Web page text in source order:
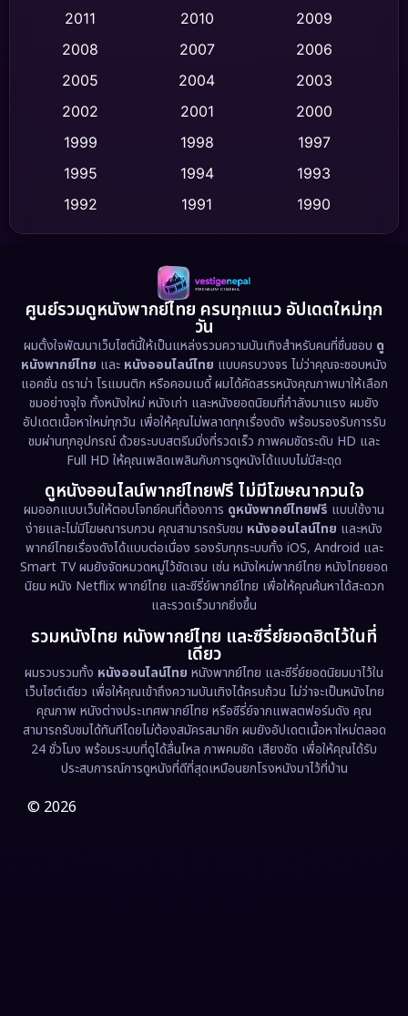
Crime อาชญากรรม (520)
Cult Film
Dance เต้น (10)
Detective สืบสวน (75)
Disaster (13)
Disney+ (5)
Documentary สารคดี (93)
Drama ดราม่า (1,486)
Dystopian (17)
Emotional (61)
Epic มหากาพย์ (221)
Erotic (36)
Family ครอบครัว (369)
Fantasy จินตนาการ (331)
Fiction (9)
Film (57)
Gothic
2011
2010
2009
2008
2007
2006
2005
2004
2003
2002
2001
2000
1999
1998
1997
1995
1994
1993
1992
1991
1990
1989
1988
1986
1983
1978
1974
1962
ศูนย์รวมดูหนังพากย์ไทย ครบทุกแนว อัปเดตใหม่ทุก
วัน
ผมตั้งใจพัฒนาเว็บไซต์นี้ให้เป็นแหล่งรวมความบันเทิงสำหรับคนที่ชื่นชอบ ดู
หนังพากย์ไทย และ หนังออนไลน์ไทย แบบครบวงจร ไม่ว่าคุณจะชอบหนัง
แอคชั่น ดราม่า โรแมนติก หรือคอมเมดี้ ผมได้คัดสรรหนังคุณภาพมาให้เลือก
ชมอย่างจุใจ ทั้งหนังใหม่ หนังเก่า และหนังยอดนิยมที่กำลังมาแรง ผมยัง
อัปเดตเนื้อหาใหม่ทุกวัน เพื่อให้คุณไม่พลาดทุกเรื่องดัง พร้อมรองรับการรับ
ชมผ่านทุกอุปกรณ์ ด้วยระบบสตรีมมิ่งที่รวดเร็ว ภาพคมชัดระดับ HD และ
Full HD ให้คุณเพลิดเพลินกับการดูหนังได้แบบไม่มีสะดุด
ดูหนังออนไลน์พากย์ไทยฟรี ไม่มีโฆษณากวนใจ
ผมออกแบบเว็บให้ตอบโจทย์คนที่ต้องการ ดูหนังพากย์ไทยฟรี แบบใช้งาน
ง่ายและไม่มีโฆษณารบกวน คุณสามารถรับชม หนังออนไลน์ไทย และหนัง
พากย์ไทยเรื่องดังได้แบบต่อเนื่อง รองรับทุกระบบทั้ง iOS, Android และ
Smart TV ผมยังจัดหมวดหมู่ไว้ชัดเจน เช่น หนังใหม่พากย์ไทย หนังไทยยอด
นิยม หนัง Netflix พากย์ไทย และซีรี่ย์พากย์ไทย เพื่อให้คุณค้นหาได้สะดวก
และรวดเร็วมากยิ่งขึ้น
รวมหนังไทย หนังพากย์ไทย และซีรี่ย์ยอดฮิตไว้ในที่
เดียว
ผมรวบรวมทั้ง หนังออนไลน์ไทย หนังพากย์ไทย และซีรี่ย์ยอดนิยมมาไว้ใน
เว็บไซต์เดียว เพื่อให้คุณเข้าถึงความบันเทิงได้ครบถ้วน ไม่ว่าจะเป็นหนังไทย
คุณภาพ หนังต่างประเทศพากย์ไทย หรือซีรี่ย์จากแพลตฟอร์มดัง คุณ
สามารถรับชมได้ทันทีโดยไม่ต้องสมัครสมาชิก ผมยังอัปเดตเนื้อหาใหม่ตลอด
24 ชั่วโมง พร้อมระบบที่ดูได้ลื่นไหล ภาพคมชัด เสียงชัด เพื่อให้คุณได้รับ
ประสบการณ์การดูหนังที่ดีที่สุดเหมือนยกโรงหนังมาไว้ที่บ้าน
© 2026